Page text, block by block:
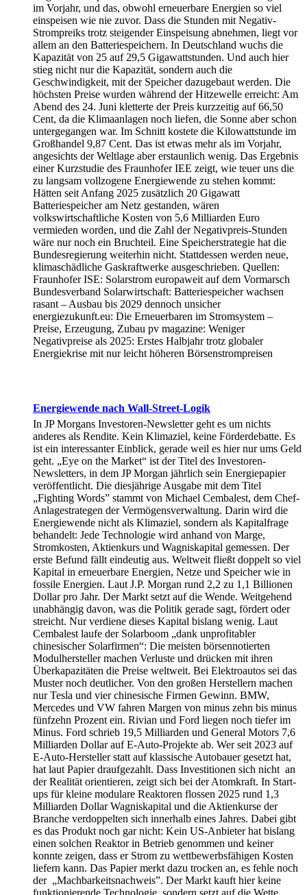
im Vorjahr, und das, obwohl erneuerbare Energien so viel
einspeisen wie nie zuvor. Dass die Stunden mit Negativ-
Strompreiks trotz steigender Einspeisung abnehmen, liegt vor
allem an den Batteriespeichern. In Deutschland wuchs die
Kapazität von 25 auf 29,5 Gigawattstunden. Und auch hier
stieg nicht nur die Kapazität, sondern auch die
Geschwindigkeit, mit der Speicher dazugebaut werden. Die
höchsten Preise wurden während der Hitzewelle erreicht: Am
Abend des 24. Juni kletterte der Preis kurzzeitig auf 66,50
Cent, da die Klimaanlagen noch liefen, die Sonne aber schon
untergegangen war. Im Schnitt kostete die Kilowattstunde im
Großhandel 9,87 Cent. Das ist etwas mehr als im Vorjahr,
angesichts der Weltlage aber erstaunlich wenig. Das Ergebnis
einer Kurzstudie des Fraunhofer IEE zeigt, wie teuer uns die
zu langsam vollzogene Energiewende zu stehen kommt:
Hätten seit Anfang 2025 zusätzlich 20 Gigawatt
Batteriespeicher am Netz gestanden, wären
volkswirtschaftliche Kosten von 5,6 Milliarden Euro
vermieden worden, und die Zahl der Negativpreis-Stunden
wäre nur noch ein Bruchteil. Eine Speicherstrategie hat die
Bundesregierung weiterhin nicht. Stattdessen werden neue,
klimaschädliche Gaskraftwerke ausgeschrieben. Quellen:
Fraunhofer ISE: Solarstrom europaweit auf dem Vormarsch
Bundesverband Solarwirtschaft: Batteriespeicher wachsen
rasant – Ausbau bis 2029 dennoch unsicher
energiezukunft.eu: Die Erneuerbaren im Stromsystem –
Preise, Erzeugung, Zubau pv magazine: Weniger
Negativpreise als 2025: Erstes Halbjahr trotz globaler
Energiekrise mit nur leicht höheren Börsenstrompreisen
Energiewende nach Wall-Street-Logik
In JP Morgans Investoren-Newsletter geht es um nichts
anderes als Rendite. Kein Klimaziel, keine Förderdebatte. Es
ist ein interessanter Einblick, gerade weil es hier nur ums Geld
geht. „Eye on the Market“ ist der Titel des Investoren-
Newsletters, in dem JP Morgan jährlich sein Energiepapier
veröffentlicht. Die diesjährige Ausgabe mit dem Titel
„Fighting Words” stammt von Michael Cembalest, dem Chef-
Anlagestrategen der Vermögensverwaltung. Darin wird die
Energiewende nicht als Klimaziel, sondern als Kapitalfrage
behandelt: Jede Technologie wird anhand von Marge,
Stromkosten, Aktienkurs und Wagniskapital gemessen. Der
erste Befund fällt eindeutig aus. Weltweit fließt doppelt so viel
Kapital in erneuerbare Energien, Netze und Speicher wie in
fossile Energien. Laut J.P. Morgan rund 2,2 zu 1,1 Billionen
Dollar pro Jahr. Der Markt setzt auf die Wende. Weitgehend
unabhängig davon, was die Politik gerade sagt, fördert oder
streicht. Nur verdiene dieses Kapital bislang wenig. Laut
Cembalest laufe der Solarboom „dank unprofitabler
chinesischer Solarfirmen“: Die meisten börsennotierten
Modulhersteller machen Verluste und drücken mit ihren
Überkapazitäten die Preise weltweit. Bei Elektroautos sei das
Muster noch deutlicher. Von den großen Herstellern machen
nur Tesla und vier chinesische Firmen Gewinn. BMW,
Mercedes und VW fahren Margen von minus zehn bis minus
fünfzehn Prozent ein. Rivian und Ford liegen noch tiefer im
Minus. Ford schrieb 19,5 Milliarden und General Motors 7,6
Milliarden Dollar auf E-Auto-Projekte ab. Wer seit 2023 auf
E-Auto-Hersteller statt auf klassische Autobauer gesetzt hat,
hat laut Papier draufgezahlt. Dass Investitionen sich nicht an
der Realität orientieren, zeigt sich bei der Atomkraft. In Start-
ups für kleine modulare Reaktoren flossen 2025 rund 1,3
Milliarden Dollar Wagniskapital und die Aktienkurse der
Branche verdoppelten sich innerhalb eines Jahres. Dabei gibt
es das Produkt noch gar nicht: Kein US-Anbieter hat bislang
einen solchen Reaktor in Betrieb genommen und keiner
konnte zeigen, dass er Strom zu wettbewerbsfähigen Kosten
liefern kann. Das Papier merkt dazu trocken an, es fehle noch
der „Machbarkeitsnachweis”. Der Markt kauft hier keine
funktionierende Technologie, sondern setzt auf die Wette,